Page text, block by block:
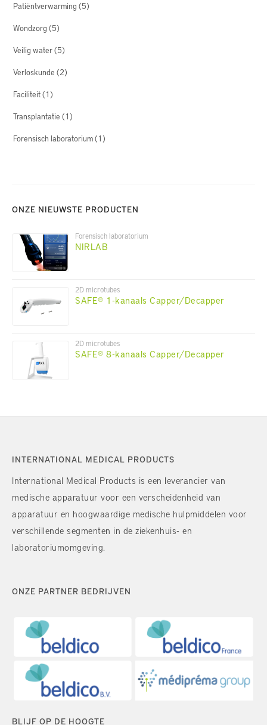
Patiëntverwarming (5)
Wondzorg (5)
Veilig water(5)
Verloskunde (2)
Faciliteit(1)
Transplantatie (1)
Forensisch laboratorium(1)
ONZE NIEUWSTE PRODUCTEN
Forensisch laboratorium
NIRLAB
2D microtubes
SAFE® 1-kanaals Capper/Decapper
2D microtubes
SAFE® 8-kanaals Capper/Decapper
INTERNATIONAL MEDICAL PRODUCTS
International Medical Products is een leverancier van
medische apparatuur voor een verscheidenheid van
apparatuur en hoogwaardige medische hulpmiddelen voor
verschillende segmenten in de ziekenhuis- en
laboratoriumomgeving.
ONZE PARTNER BEDRIJVEN
BLIJF OP DE HOOGTE